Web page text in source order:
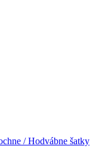
/ Hodvábne šatky